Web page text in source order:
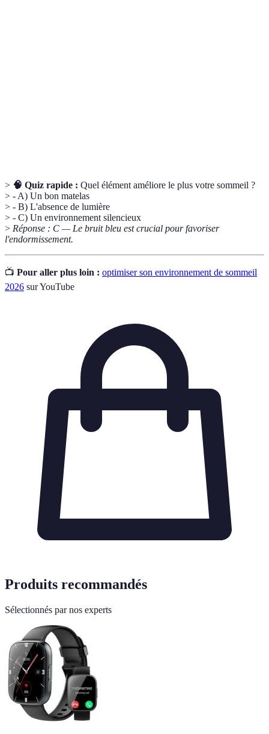
> 🧠 Quiz rapide : Quel élément améliore le plus votre sommeil ?
> - A) Un bon matelas
> - B) L'absence de lumière
> - C) Un environnement silencieux
> Réponse : C — Le bruit bleu est crucial pour favoriser
l'endormissement.
📺 Pour aller plus loin : optimiser son environnement de sommeil
2026 sur YouTube
Produits recommandés
Sélectionnés par nos experts